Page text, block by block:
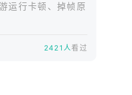
精准度与伤害输出。
运行卡顿、掉帧原
2421人看过